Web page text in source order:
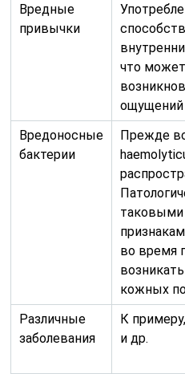
Вредные
привычки
что
ощущений
Вредоносные
бактерии
Прежде
таковыми
во время
кожных
Различные
заболевания
К
и др.